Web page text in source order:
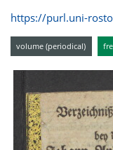
https://purl.uni-
volume (periodical)